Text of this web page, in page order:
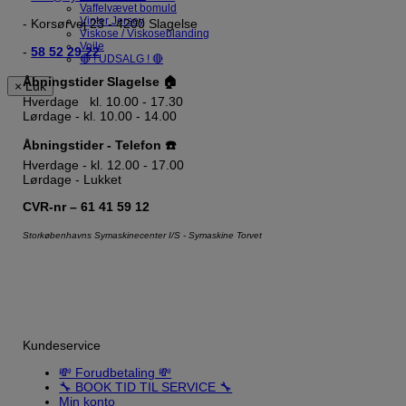
Vaffelvævet bomuld
Vinter Jersey
Viskose / Viskoseblanding
Voile
🔴 ! UDSALG ! 🔴
× Luk
- Korsørvej 23 - 4200 Slagelse
-58 52 29 22
Åbningstider Slagelse 🏠
Hverdage kl. 10.00 - 17.30
Lørdage - kl. 10.00 - 14.00
Åbningstider - Telefon ☎️
Hverdage - kl. 12.00 - 17.00
Lørdage - Lukket
CVR-nr – 61 41 59 12
Storkøbenhavns Symaskinecenter I/S - Symaskine Torvet
Kundeservice
💸 Forudbetaling 💸
🔧 BOOK TID TIL SERVICE 🔧
Min konto